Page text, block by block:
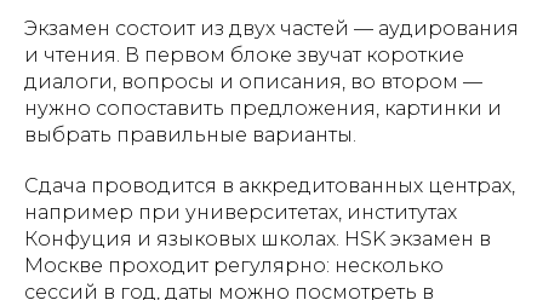
Экзамен состоит из двух частей — аудирования
и чтения. В первом блоке звучат короткие
диалоги, вопросы и описания, во втором —
нужно сопоставить предложения, картинки и
выбрать правильные варианты.
Сдача проводится в аккредитованных центрах,
например при университетах, институтах
Конфуция и языковых школах. HSK экзамен в
Москве проходит регулярно: несколько
сессий в год, даты можно посмотреть в